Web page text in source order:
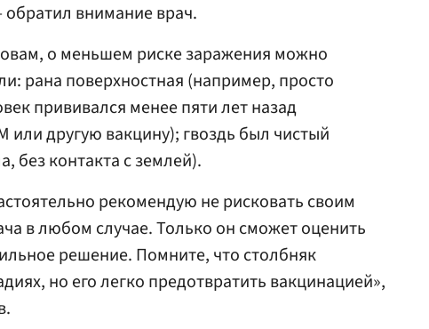
внимание врач.
о меньшем риске заражения можно
рана поверхностная (например, просто
прививался менее пяти лет назад
другую вакцину); гвоздь был чистый
без контакта с землей).
рекомендую не рисковать своим
в любом случае. Только он сможет оценить
решение. Помните, что столбняк
но его легко предотвратить вакцинацией»,